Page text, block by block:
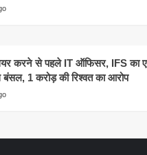
करने से पहले IT ऑफिसर, IFS का
बंसल, 1 करोड़ की रिश्वत का आरोप